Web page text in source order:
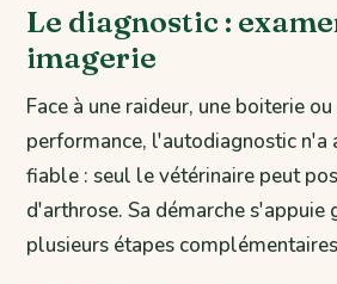
Le diagnostic :
imagerie
Face à une raideur, une boiterie
performance, l'autodiagnostic n'a
fiable : seul le vétérinaire peut
d'arthrose. Sa démarche s'appuie
plusieurs étapes